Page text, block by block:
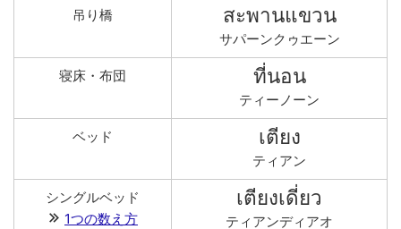
吊り橋 สะพานแขวน
サパーンクゥエーン
寝床・布団 ที่นอน
ティーノーン
ベッド เตียง
ティアン
シングルベッド
1つの数え方
เตียงเดี่ยว
ティアンディアオ